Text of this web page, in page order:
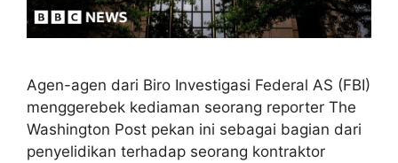
Agen-agen dari Biro Investigasi Federal AS (FBI)
menggerebek kediaman seorang reporter The
Washington Post pekan ini sebagai bagian dari
penyelidikan terhadap seorang kontraktor